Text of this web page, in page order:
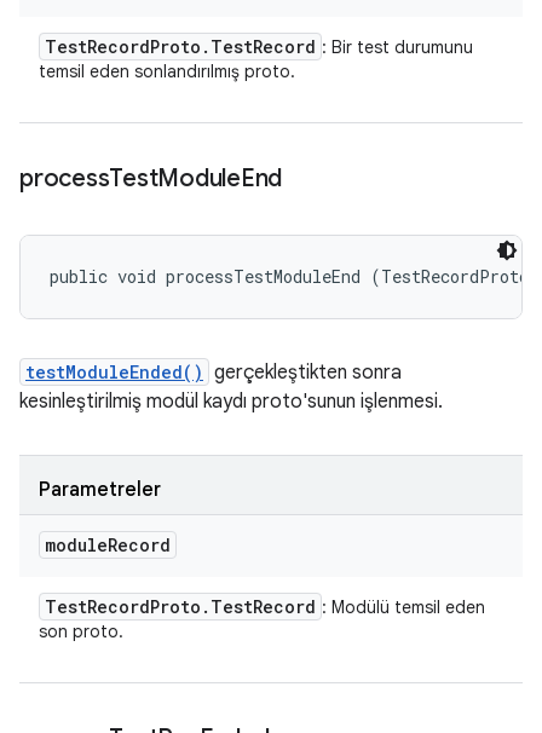
TestRecordProto . TestRecord : Bir test durumunu
temsil eden sonlandırılmış proto.
processTestModuleEnd
public void processTestModuleEnd
testModuleEnded() gerçekleştikten sonra
kesinleştirilmiş modül kaydı proto'sunun işlenmesi.
Parametreler
moduleRecord
TestRecordProto . TestRecord : Modülü temsil eden
son proto.